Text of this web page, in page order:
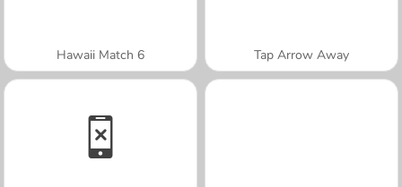
Hawaii Match 6 Tap Arrow Away